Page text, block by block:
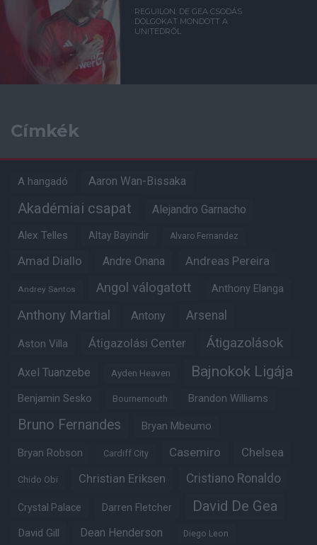
REGUILON: DE GEA CSODÁS
DOLGOKAT MONDOTT A
UNITEDRŐL
Címkék
A hangadó Aaron Wan-Bissaka
Akadémiai csapat Alejandro Garnacho
Alex Telles Altay Bayindir Alvaro Fernandez
Amad Diallo Andre Onana Andreas Pereira
Andrey Santos Angol válogatott Anthony Elanga
Anthony Martial Antony Arsenal
Aston Villa Átigazolási Center Átigazolások
Axel Tuanzebe Ayden Heaven Bajnokok Ligája
Benjamin Sesko Bournemouth Brandon Williams
Bruno Fernandes Bryan Mbeumo
Bryan Robson Cardiff City Casemiro Chelsea
Chido Obi Christian Eriksen Cristiano Ronaldo
Crystal Palace Darren Fletcher David De Gea
David Gill Dean Henderson Diego Leon